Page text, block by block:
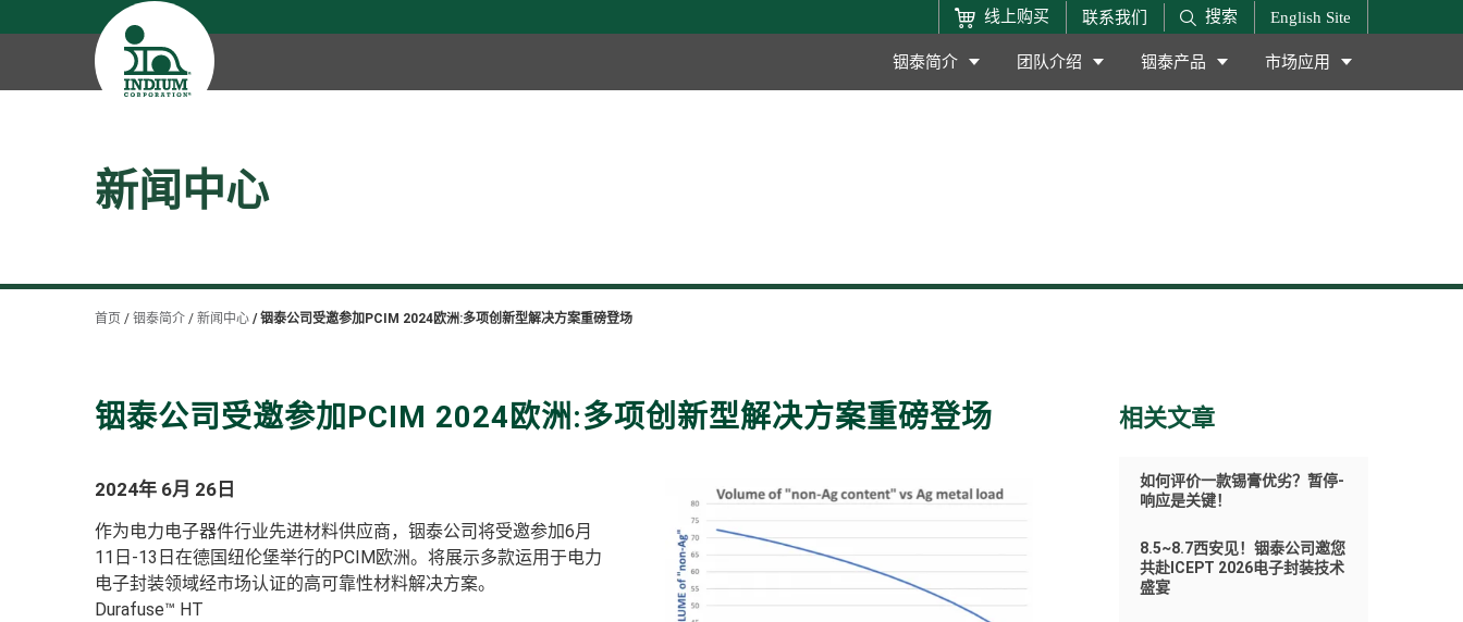
线上购买 联系我们 搜索 English Site
铟泰简介 团队介绍 铟泰产品 市场应用
新闻中心
首页 铟泰简介 新闻中心 铟泰公司受邀参加PCIM 2024欧洲:多项创新型解决方案重磅登场
铟泰公司受邀参加PCIM 2024欧洲:多项创新型解决方案重磅登场
2024年 6月 26日
作为电力电子器件行业先进材料供应商，铟泰公司将受邀参加6月
11日-13日在德国纽伦堡举行的PCIM欧洲。将展示多款运用于电力
电子封装领域经市场认证的高可靠性材料解决方案。
Durafuse™ HT
相关文章
如何评价一款锡膏优劣？暂停-
响应是关键！
8.5~8.7西安见！铟泰公司邀您
共赴ICEPT 2026电子封装技术
盛宴